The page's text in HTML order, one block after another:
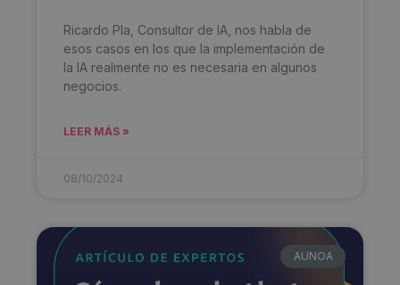
Ricardo Pla, Consultor de IA, nos habla de
esos casos en los que la implementación de
la IA realmente no es necesaria en algunos
negocios.
LEER MÁS »
08/10/2024
AUNOA